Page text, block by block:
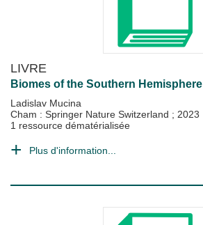
LIVRE
Biomes of the Southern Hemisphere
Ladislav Mucina
Cham : Springer Nature Switzerland ; 2023
1 ressource dématérialisée
Plus d'information...